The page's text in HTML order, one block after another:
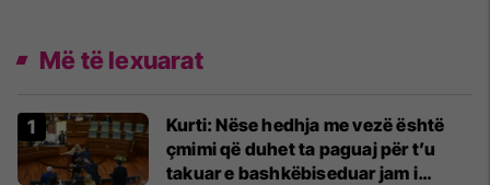
Më të lexuarat
Kurti: Nëse hedhja me vezë është
çmimi që duhet ta paguaj për t’u
takuar e bashkëbiseduar jam i